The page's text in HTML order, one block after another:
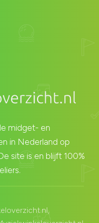
midget- en
in Nederland op
site is en blijft 100%